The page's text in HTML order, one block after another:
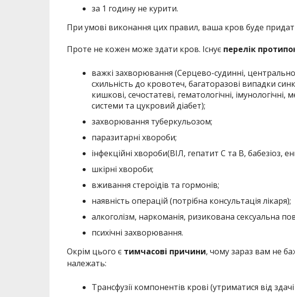
за 1 годину не курити.
При умові виконання цих правил, ваша кров буде
Проте не кожен може здати кров. Існує перелік
важкі захворювання (Серцево-судинні,
схильність до кровотеч, багаторазові випадки
кишкові, сечостатеві, гематологічні, імунологічні,
системи та цукровий діабет);
захворювання туберкульозом;
паразитарні хвороби;
інфекційні хвороби(ВІЛ, гепатит C та В, бабезіоз,
шкірні хвороби;
вживання стероїдів та гормонів;
наявність операцій (потрібна консультація лікаря);
алкоголізм, наркоманія, ризикована сексуальна
психічні захворювання.
Окрім цього є тимчасові причини, чому зараз вам не
належать:
Трансфузії компонентів крові (утриматися від здачі